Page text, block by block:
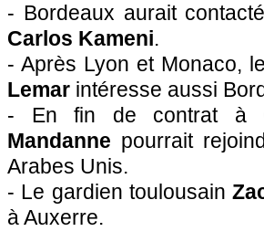
- Bordeaux aurait
Carlos Kameni.
- Après Lyon et Monaco,
Lemar intéresse aussi
- En fin de contrat à
Mandanne pourrait
Arabes Unis.
- Le gardien toulousain
à Auxerre.